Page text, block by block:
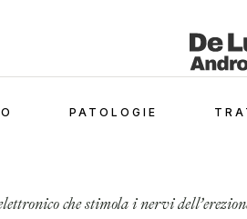
PATOLOGIE
che stimola i nervi